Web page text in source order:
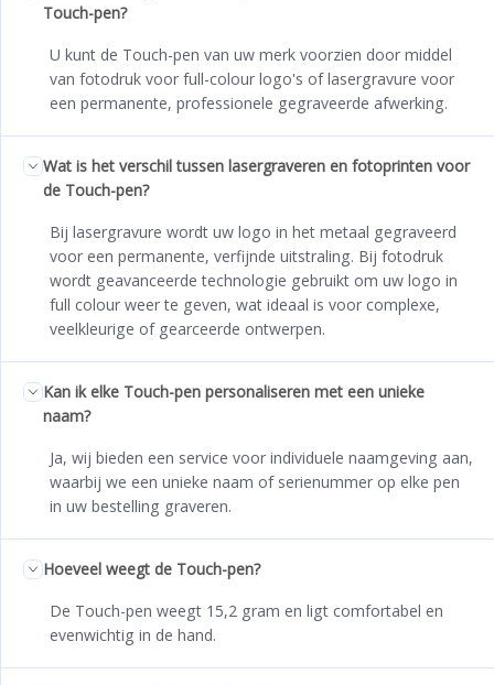
Touch-pen?
U kunt de Touch-pen van uw merk voorzien door middel
van fotodruk voor full-colour logo's of lasergravure voor
een permanente, professionele gegraveerde afwerking.
Wat is het verschil tussen lasergraveren en fotoprinten voor
de Touch-pen?
Bij lasergravure wordt uw logo in het metaal gegraveerd
voor een permanente, verfijnde uitstraling. Bij fotodruk
wordt geavanceerde technologie gebruikt om uw logo in
full colour weer te geven, wat ideaal is voor complexe,
veelkleurige of gearceerde ontwerpen.
Kan ik elke Touch-pen personaliseren met een unieke
naam?
Ja, wij bieden een service voor individuele naamgeving aan,
waarbij we een unieke naam of serienummer op elke pen
in uw bestelling graveren.
Hoeveel weegt de Touch-pen?
De Touch-pen weegt 15,2 gram en ligt comfortabel en
evenwichtig in de hand.